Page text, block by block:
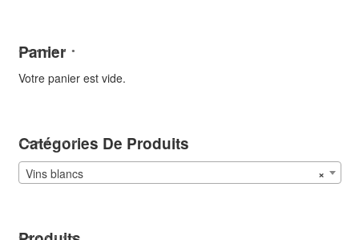
Panier
Votre panier est vide.
Catégories De Produits
×
Vins blancs